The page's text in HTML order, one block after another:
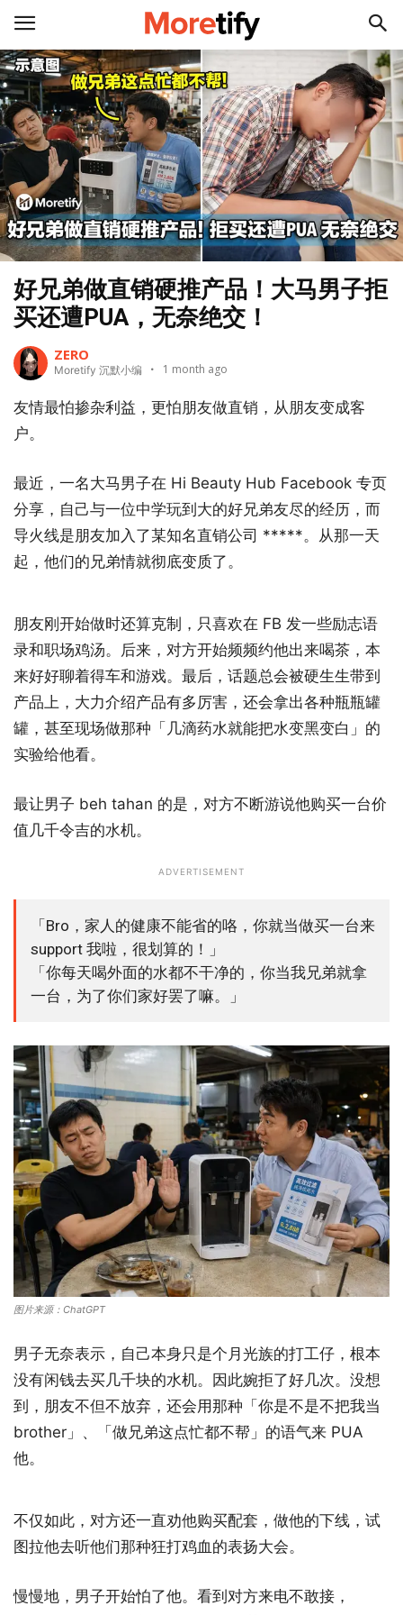
好兄弟做直销硬推产品！大马男子拒
买还遭PUA，无奈绝交！
ZERO
Moretify 沉默小编 1 month ago
友情最怕掺杂利益，更怕朋友做直销，从朋友变成客
户。
最近，一名大马男子在 Hi Beauty Hub Facebook 专页
分享，自己与一位中学玩到大的好兄弟友尽的经历，而
导火线是朋友加入了某知名直销公司 *****。从那一天
起，他们的兄弟情就彻底变质了。
朋友刚开始做时还算克制，只喜欢在 FB 发一些励志语
录和职场鸡汤。后来，对方开始频频约他出来喝茶，本
来好好聊着得车和游戏。最后，话题总会被硬生生带到
产品上，大力介绍产品有多厉害，还会拿出各种瓶瓶罐
罐，甚至现场做那种「几滴药水就能把水变黑变白」的
实验给他看。
最让男子 beh tahan 的是，对方不断游说他购买一台价
值几千令吉的水机。
ADVERTISEMENT
「Bro，家人的健康不能省的咯，你就当做买一台来
support 我啦，很划算的！」
「你每天喝外面的水都不干净的，你当我兄弟就拿
一台，为了你们家好罢了嘛。」
图片来源：ChatGPT
男子无奈表示，自己本身只是个月光族的打工仔，根本
没有闲钱去买几千块的水机。因此婉拒了好几次。没想
到，朋友不但不放弃，还会用那种「你是不是不把我当
brother」、「做兄弟这点忙都不帮」的语气来 PUA
他。
不仅如此，对方还一直劝他购买配套，做他的下线，试
图拉他去听他们那种狂打鸡血的表扬大会。
慢慢地，男子开始怕了他。看到对方来电不敢接，